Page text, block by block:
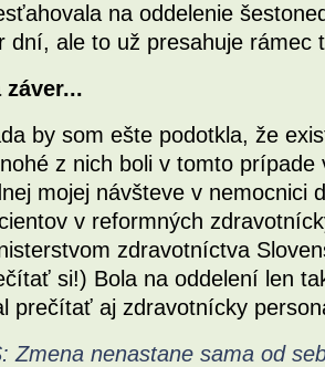
na oddelenie
dní, ale to už presahuje rámec
záver...
by som ešte podotkla, že
z nich boli v tomto
mojej návšteve v nemocnici
v reformných
zdravotníctva
si!) Bola na oddelení len
prečítať aj zdravotnícky
Zmena nenastane sama od